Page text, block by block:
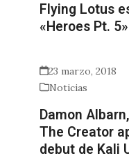
Flying Lotus
«Heroes Pt. 5»
23 marzo, 2018
Noticias
Damon
The Creator
debut de Kali